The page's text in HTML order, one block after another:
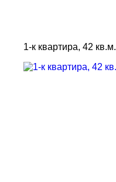
1-к квартира, 42 кв.м.